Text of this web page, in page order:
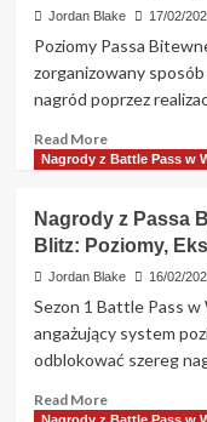
Pass
w
of
Tanks
Opcje
personalizacji,
Jordan Blake 17/02/
Poziomy Passa
zorganizowany
nagród poprzez
Read MoreRead
more
Przepustki
Bitewnej
w
World
Tanks
Blitz:
Nagrody
Nagrody z Battle Pass w
Nagrody z Passa
Blitz: Poziomy,
Jordan Blake 16/02/
Sezon 1 Battle Pass
angażujący system
odblokować szereg
Read MoreRead